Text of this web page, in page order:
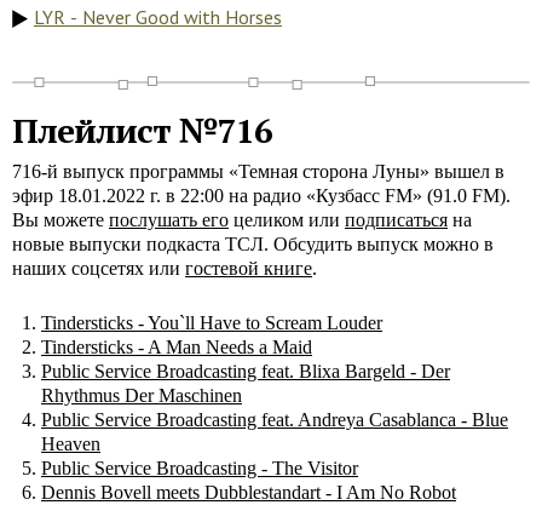
LYR - Never Good with Horses
Плейлист №716
716-й выпуск программы «Темная сторона Луны» вышел в
эфир 18.01.2022 г. в 22:00 на радио «Кузбасс FM» (91.0 FM).
Вы можете послушать его целиком или подписаться на
новые выпуски подкаста ТСЛ. Обсудить выпуск можно в
наших соцсетях или гостевой книге.
Tindersticks - You`ll Have to Scream Louder
Tindersticks - A Man Needs a Maid
Public Service Broadcasting feat. Blixa Bargeld - Der
Rhythmus Der Maschinen
Public Service Broadcasting feat. Andreya Casablanca - Blue
Heaven
Public Service Broadcasting - The Visitor
Dennis Bovell meets Dubblestandart - I Am No Robot